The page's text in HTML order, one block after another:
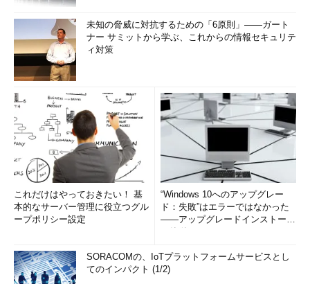
未知の脅威に対抗するための「6原則」――ガート
ナー サミットから学ぶ、これからの情報セキュリテ
ィ対策
これだけはやっておきたい！ 基
本的なサーバー管理に役立つグル
ープポリシー設定
“Windows 10へのアップグレー
ド：失敗”はエラーではなかった
――アップグレードインストール
SORACOMの、IoTプラットフォームサービスとし
てのインパクト (1/2)